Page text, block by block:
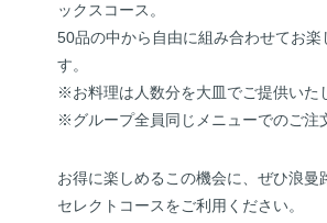
ックスコース。
50品の中から自由に組み合わせてお楽
す。
※お料理は人数分を大皿でご提供いた
※グループ全員同じメニューでのご注
お得に楽しめるこの機会に、ぜひ浪曼
セレクトコースをご利用ください。